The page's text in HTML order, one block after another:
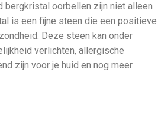
bergkristal oorbellen zijn niet alleen
is een fijne steen die een positieve
Deze steen kan onder
verlichten, allergische
zijn voor je huid en nog meer.